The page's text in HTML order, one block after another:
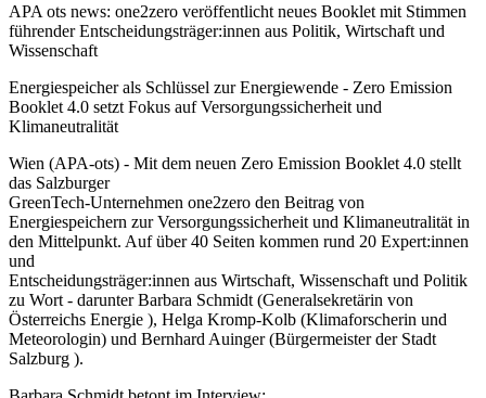
APA ots news: one2zero veröffentlicht neues Booklet mit Stimmen
führender Entscheidungsträger:innen aus Politik, Wirtschaft und
Wissenschaft
Energiespeicher als Schlüssel zur Energiewende - Zero Emission
Booklet 4.0 setzt Fokus auf Versorgungssicherheit und
Klimaneutralität
Wien (APA-ots) - Mit dem neuen Zero Emission Booklet 4.0 stellt
das Salzburger
GreenTech-Unternehmen one2zero den Beitrag von
Energiespeichern zur Versorgungssicherheit und Klimaneutralität in
den Mittelpunkt. Auf über 40 Seiten kommen rund 20 Expert:innen
und
Entscheidungsträger:innen aus Wirtschaft, Wissenschaft und Politik
zu Wort - darunter Barbara Schmidt (Generalsekretärin von
Österreichs Energie ), Helga Kromp-Kolb (Klimaforscherin und
Meteorologin) und Bernhard Auinger (Bürgermeister der Stadt
Salzburg ).